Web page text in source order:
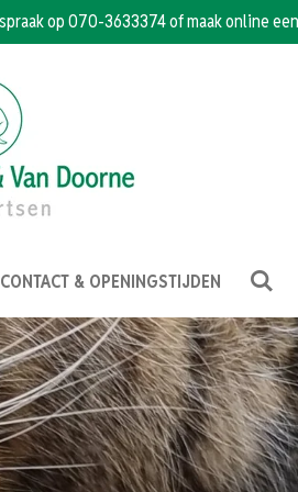
op 070-3633374 of maak online
CONTACT & OPENINGSTIJDEN